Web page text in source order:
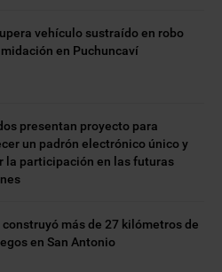
vehículo sustraído en robo
en Puchuncaví
presentan proyecto para
un padrón electrónico único y
la participación en las futuras
construyó más de 27 kilómetros de
en San Antonio